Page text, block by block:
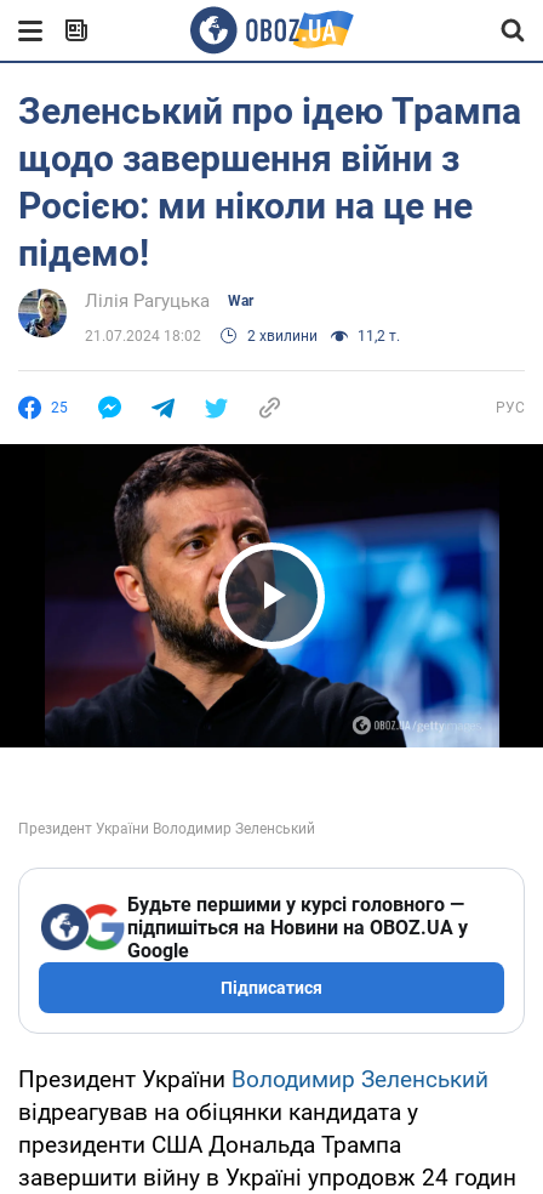
Зеленський про ідею Трампа
щодо завершення війни з
Росією: ми ніколи на це не
підемо!
Лілія Рагуцька War
21.07.2024 18:02 2 хвилини 11,2 т.
25 РУС
Play Video
Будьте першими у курсі головного —
підпишіться на Новини на OBOZ.UA у
Google
Підписатися
Президент України Володимир Зеленський
відреагував на обіцянки кандидата у
президенти США Дональда Трампа
завершити війну в Україні упродовж 24 годин